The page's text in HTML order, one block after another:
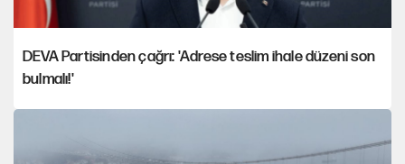
DEVA Partisinden çağrı: 'Adrese teslim ihale düzeni son
bulmalı!'